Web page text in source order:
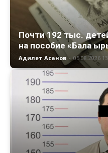
Почти 192 тыс.
на пособие «Бала
Адилет Асанов - 05.08.2026